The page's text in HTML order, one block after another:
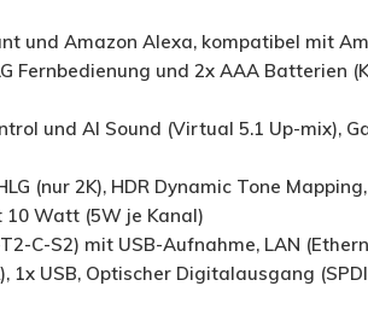
und Amazon Alexa, kompatibel mit
Fernbedienung und 2x AAA Batterien
und AI Sound (Virtual 5.1 Up-mix),
(nur 2K), HDR Dynamic Tone
Watt (5W je Kanal)
C-S2) mit USB-Aufnahme, LAN
1x USB, Optischer Digitalausgang